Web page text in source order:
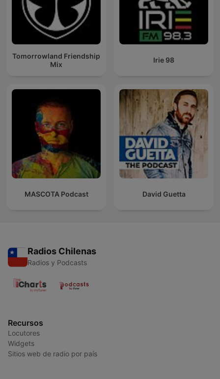
Tomorrowland Friendship
Mix
Irie 98
MASCOTA Podcast David Guetta
Radios Chilenas
Radios y Podcasts
Recursos
Locutores
Widgets
Sitios web de radio por país